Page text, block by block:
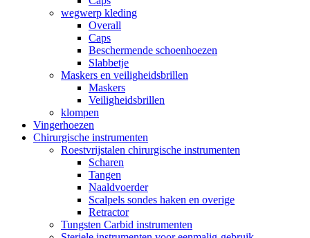
wegwerp kleding
Overall
Caps
Beschermende schoenhoezen
Slabbetje
Maskers en veiligheidsbrillen
Maskers
Veiligheidsbrillen
klompen
Vingerhoezen
Chirurgische instrumenten
Roestvrijstalen chirurgische instrumenten
Scharen
Tangen
Naaldvoerder
Scalpels sondes haken en overige
Retractor
Tungsten Carbid instrumenten